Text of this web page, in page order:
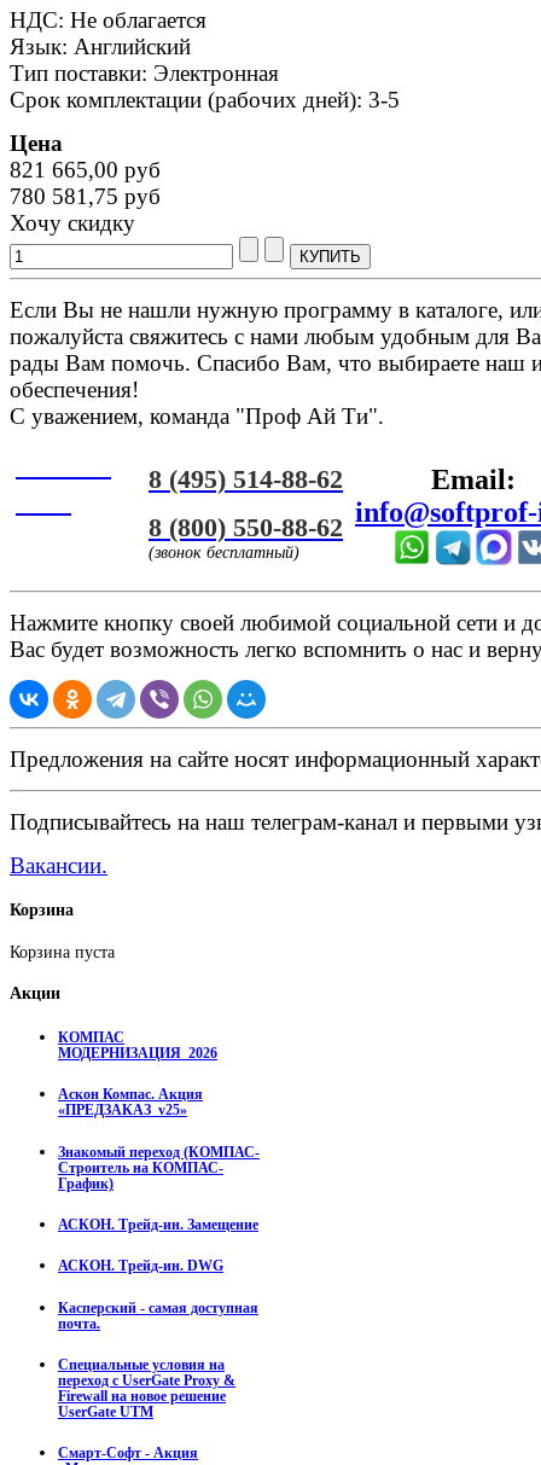
НДС: Не облагается
Язык: Английский
Тип поставки: Электронная
Срок комплектации (рабочих дней): 3-5
Цена
821 665,00 руб
780 581,75 руб
Хочу скидку
Если Вы не нашли нужную программу в каталоге,
пожалуйста свяжитесь с нами любым удобным для
рады Вам помочь. Спасибо Вам, что выбираете наш
обеспечения!
С уважением, команда "Проф Ай Ти".
8 (495) 514-88-62
8 (800) 550-88-62
(звонок бесплатный)
Email:
Нажмите кнопку своей любимой социальной сети и
Вас будет возможность легко вспомнить о нас и
Предложения на сайте носят информационный
Подписывайтесь на наш телеграм-канал и первыми
Вакансии.
Корзина
Корзина пуста
Акции
КОМПАС
МОДЕРНИЗАЦИЯ_2026
Аскон Компас. Акция
«ПРЕДЗАКАЗ_v25»
Знакомый переход (КОМПАС-
Строитель на КОМПАС-
График)
АСКОН. Трейд-ин. Замещение
АСКОН. Трейд-ин. DWG
Касперский - самая доступная
почта.
Специальные условия на
переход с UserGate Proxy &
Firewall на новое решение
UserGate UTM
Смарт-Софт - Акция